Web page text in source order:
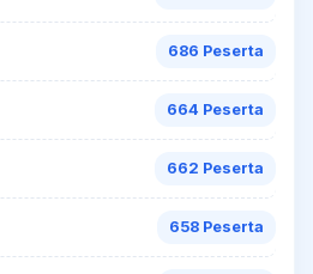
686 Peserta
664 Peserta
662 Peserta
658 Peserta